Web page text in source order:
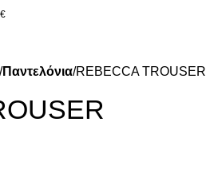
Παντελόνια REBECCA TROUSER